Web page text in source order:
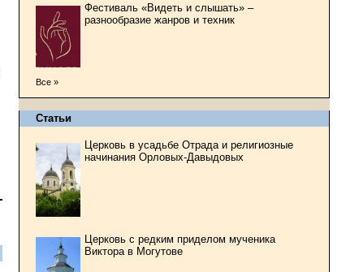
Фестиваль «Видеть и слышать» –
разнообразие жанров и техник
Все »
Статьи
Церковь в усадьбе Отрада и религиозные
начинания Орловых-Давыдовых
Церковь с редким приделом мученика
Виктора в Могутове